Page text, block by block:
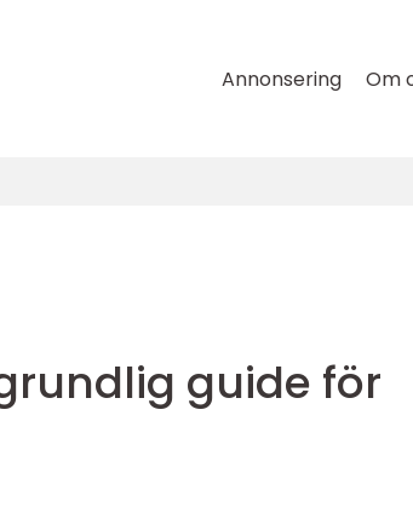
Annonsering Om
guide för